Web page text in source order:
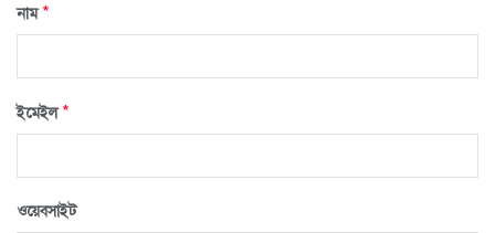
নাম*
ইমেইল*
ওয়েবসাইট